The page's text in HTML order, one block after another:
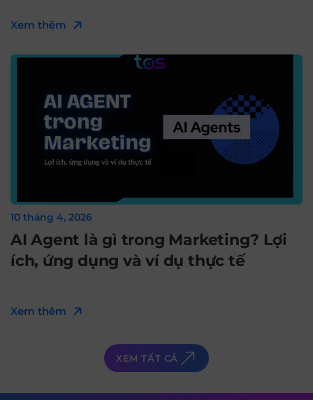
Xem thêm
10 tháng 4, 2026
AI Agent là gì trong Marketing? Lợi
ích, ứng dụng và ví dụ thực tế
Xem thêm
XEM TẤT CẢ